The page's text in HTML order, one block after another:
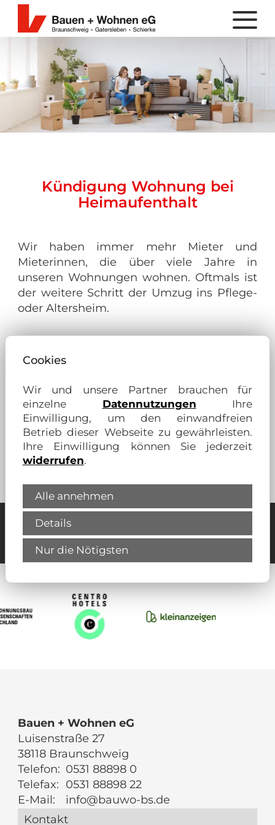
Kündigung Wohnung bei
Heimaufenthalt
Wir haben immer mehr Mieter und
Mieterinnen, die über viele Jahre in
unseren Wohnungen wohnen. Oftmals ist
der weitere Schritt der Umzug ins Pflege-
oder Altersheim.
Selbstverständlich kommen wir in diesem
Fall unseren Mietern mit der
muss jedoch komplett geräumt an einen
Mitarbeiter der Bauen + Wohnen eG
übergeben werden.
Unsere Partner für Ihren Wohn-
Vorteil:
Bauen + Wohnen eG
Luisenstraße 27
38118 Braunschweig
Telefon: 0531 88898 0
Telefax: 0531 88898 22
E-Mail:
info@bauwo-bs.de
Kontakt
Cookies
Wir und unsere Partner brauchen für
einzelne Datennutzungen Ihre
Einwilligung, um den einwandfreien
Betrieb dieser Webseite zu gewährleisten.
Ihre Einwilligung können Sie jederzeit
widerrufen.
Alle annehmen
Details
Nur die Nötigsten